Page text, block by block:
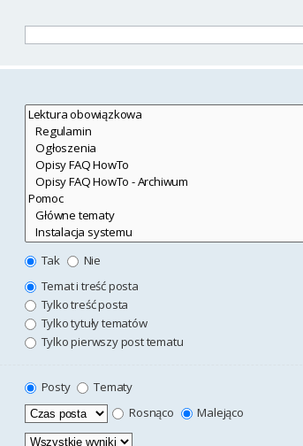
Tak
Nie
Temat i treść posta
Tylko treść posta
Tylko tytuły tematów
Tylko pierwszy post tematu
Posty
Tematy
Rosnąco
Malejąco